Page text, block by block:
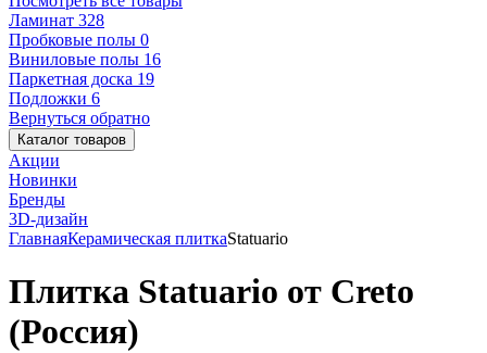
Ламинат 328
Пробковые полы 0
Виниловые полы 16
Паркетная доска 19
Подложки 6
Вернуться обратно
Каталог товаров
Акции
Новинки
Бренды
3D-дизайн
ГлавнаяКерамическая плиткаStatuario
Плитка Statuario от Creto
(Россия)